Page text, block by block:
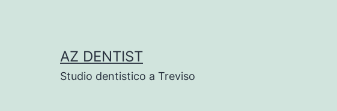
AZ DENTIST
Studio dentistico a Treviso